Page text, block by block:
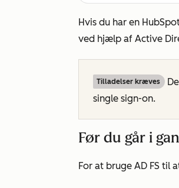
Hvis du har en
ved hjælp af Active
Tilladelser kræves
single sign-on.
Før du går i
For at bruge AD FS til